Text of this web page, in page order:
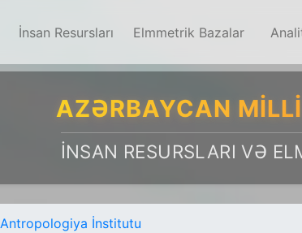
İnsan Resursları Elmmetrik Bazalar
AZƏRBAYCAN
İNSAN RESURSLARI VƏ
İnstitutu